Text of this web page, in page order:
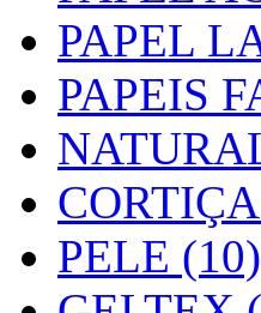
PAPEL
PAPEIS
PELE (10)